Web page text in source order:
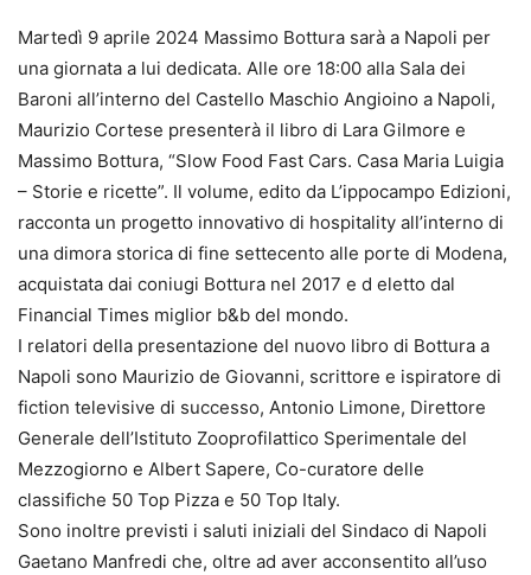
Martedì 9 aprile 2024 Massimo Bottura sarà a Napoli per
una giornata a lui dedicata. Alle ore 18:00 alla Sala dei
Baroni all’interno del Castello Maschio Angioino a Napoli,
Maurizio Cortese presenterà il libro di Lara Gilmore e
Massimo Bottura, “Slow Food Fast Cars. Casa Maria Luigia
– Storie e ricette”. Il volume, edito da L’ippocampo Edizioni,
racconta un progetto innovativo di hospitality all’interno di
una dimora storica di fine settecento alle porte di Modena,
acquistata dai coniugi Bottura nel 2017 e d eletto dal
Financial Times miglior b&b del mondo.
I relatori della presentazione del nuovo libro di Bottura a
Napoli sono Maurizio de Giovanni, scrittore e ispiratore di
fiction televisive di successo, Antonio Limone, Direttore
Generale dell’Istituto Zooprofilattico Sperimentale del
Mezzogiorno e Albert Sapere, Co-curatore delle
classifiche 50 Top Pizza e 50 Top Italy.
Sono inoltre previsti i saluti iniziali del Sindaco di Napoli
Gaetano Manfredi che, oltre ad aver acconsentito all’uso